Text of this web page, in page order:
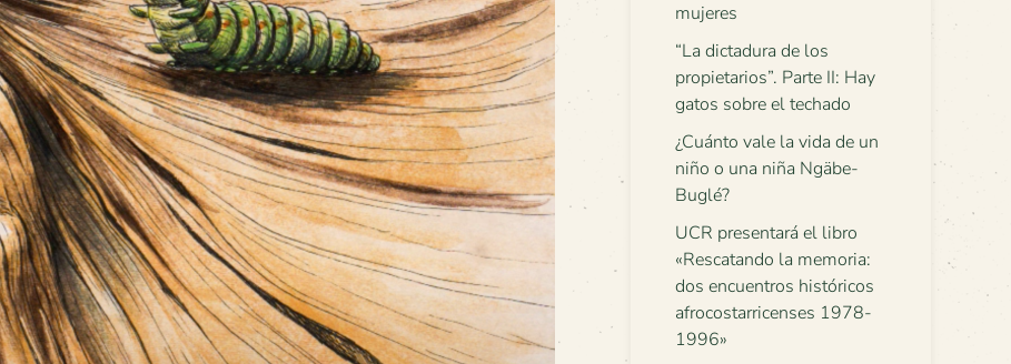
mujeres
“La dictadura de los
propietarios”. Parte II: Hay
gatos sobre el techado
¿Cuánto vale la vida de un
niño o una niña Ngäbe-
Buglé?
UCR presentará el libro
«Rescatando la memoria:
dos encuentros históricos
afrocostarricenses 1978-
1996»